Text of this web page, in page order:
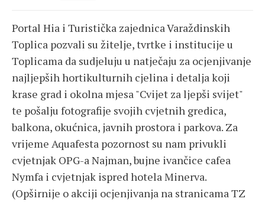
Portal Hia i Turistička zajednica Varaždinskih
Toplica pozvali su žitelje, tvrtke i institucije u
Toplicama da sudjeluju u natječaju za ocjenjivanje
najljepših hortikulturnih cjelina i detalja koji
krase grad i okolna mjesa "Cvijet za ljepši svijet"
te pošalju fotografije svojih cvjetnih gredica,
balkona, okućnica, javnih prostora i parkova. Za
vrijeme Aquafesta pozornost su nam privukli
cvjetnjak OPG-a Najman, bujne ivančice cafea
Nymfa i cvjetnjak ispred hotela Minerva.
(Opširnije o akciji ocjenjivanja na stranicama TZ